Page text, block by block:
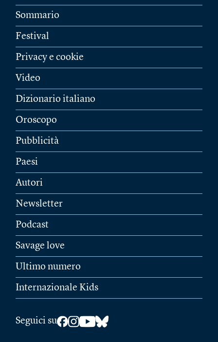
Sommario
Festival
Privacy e cookie
Video
Dizionario italiano
Oroscopo
Pubblicità
Paesi
Autori
Newsletter
Podcast
Savage love
Ultimo numero
Internazionale Kids
Seguici su